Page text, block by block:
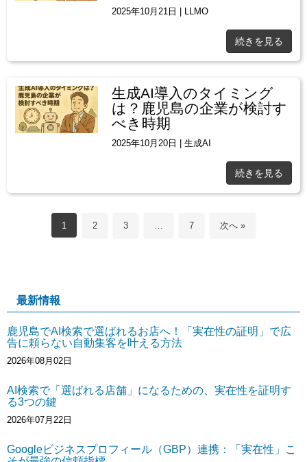
2025年10月21日 | LLMO
続きを見る
生成AI導入のタイミング
は？鹿児島の企業が検討す
べき時期
2025年10月20日 |生成AI
続きを見る
1 2 3 … 7 次へ »
最新情報
鹿児島でAI検索で選ばれるお店へ！「実在性の証明」で広
告に頼らない自動集客を叶える方法
2026年08月02日
AI検索で「選ばれる店舗」になるための、実在性を証明す
る3つの鍵
2026年07月22日
Googleビジネスプロフィール（GBP）連携：「実在性」こ